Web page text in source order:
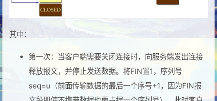
其中：
第一次：当客户端需要关闭连接时，向服务端发出连接
释放报文，并停止发送数据。将FIN置1，序列号
seq=u（前面传输数据的最后一个序号+1，因为FIN报